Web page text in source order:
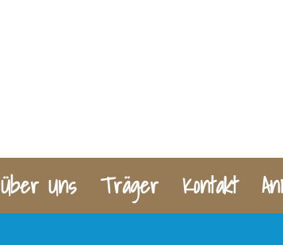
Über Uns Träger Kontakt